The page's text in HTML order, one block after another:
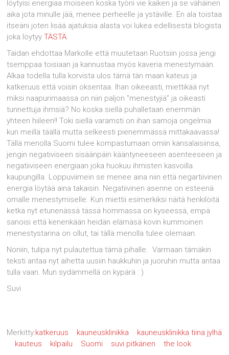
löytyisi energiaa moiseen koska työni vie kaiken ja se vähäinen
aika jota minulle jää, menee perheelle ja ystäville. En ala toistaa
itseäni joten lisää ajatuksia alasta voi lukea edellisestä blogista
joka löytyyTÄSTÄ.
Taidan ehdottaa Markolle että muutetaan Ruotsiin jossa jengi
tsemppaa toisiaan ja kannustaa myös kaveria menestymään.
Alkaa todella tulla korvista ulos tämä tän maan kateus ja
katkeruus että voisin oksentaa. Ihan oikeeasti, miettikää nyt
miksi naapurimaassa on niin paljon ”menestyjiä” ja oikeasti
tunnettuja ihmsiä? No koska siellä puhalletaan enemmän
yhteen hiileen!! Toki siellä varamsti on ihan samoja ongelmia
kun meillä täällä mutta selkeesti pienemmässä mittakaavassa!
Tällä menolla Suomi tulee kompastumaan omiin kansalaisiinsa,
jengin negativiseen sisäänpäin kääntyneeseen asenteeseen ja
negatiiviseen energiaan joka huokuu ihmisten kasvoilla
kaupungilla. Loppuviimein se menee aina niin että negartiivinen
energia löytää aina takaisin. Negatiivinen asenne on esteenä
omalle menestymiselle. Kun miettii esimerkiksi näitä henkilöitä
ketkä nyt etunenässä tässä hommassa on kyseessä, empä
sanoisi että kenenkään heidän elämäsä kovin kummoinen
menestystarina on ollut, tai tällä menolla tulee olemaan.
Noniin, tulipa nyt pulautettua tämä pihalle. Varmaan tämäkin
teksti antaa nyt aihetta uusiin haukkuhin ja juoruhin mutta antaa
tulla vaan. Mun sydämmellä on kypärä : )
Suvi
Merkitty:katkeruus kauneusklinikka
kauneusklinikka tiina jylhä
kauteus
kilpailu Suomi suvi pitkänen the look